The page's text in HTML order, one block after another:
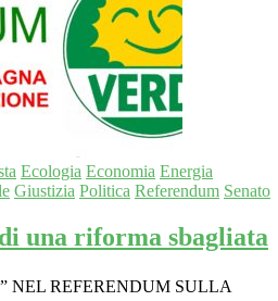
Ecologia Economia Energia
Giustizia Politica Referendum Senato
una riforma sbagliata
NEL REFERENDUM SULLA